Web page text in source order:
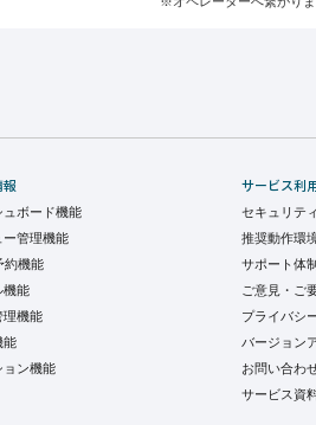
報
ュボード機能
ー管理機能
約機能
機能
理機能
能
ョン機能
サービス利
セキュリテ
推奨動作環
サポート体
ご意見・ご
プライバシ
バージョン
お問い合わ
サービス資